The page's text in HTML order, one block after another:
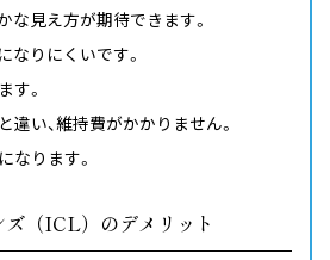
な見え方が期待できます。
なりにくいです。
す。
違い、維持費がかかりません。
なります。
（ICL）のデメリット